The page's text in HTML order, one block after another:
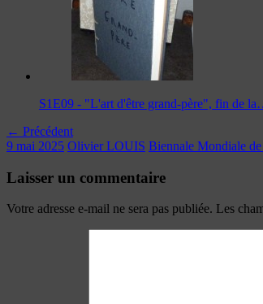
S1E09 - "L'art d'être grand-père", fin de
← Précédent
9 mai 2025 Olivier LOUIS Biennale Mondiale
Laisser un commentaire
Votre adresse e-mail ne sera pas publiée. Les